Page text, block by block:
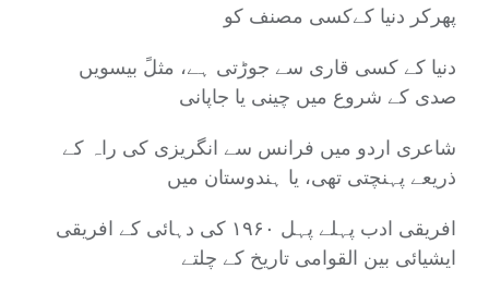
پھرکر دنیا کےکسی مصنف کو
دنیا کے کسی قاری سے جوڑتی ہے، مثلً بیسویں
صدی کے شروع میں چینی یا جاپانی
شاعری اردو میں فرانس سے انگریزی کی راہ کے
ذریعے پہنچتی تھی، یا ہندوستان میں
افریقی ادب پہلے پہل ۱۹۶۰ کی دہائی کے افریقی
ایشیائی بین القوامی تاریخ کے چلتے